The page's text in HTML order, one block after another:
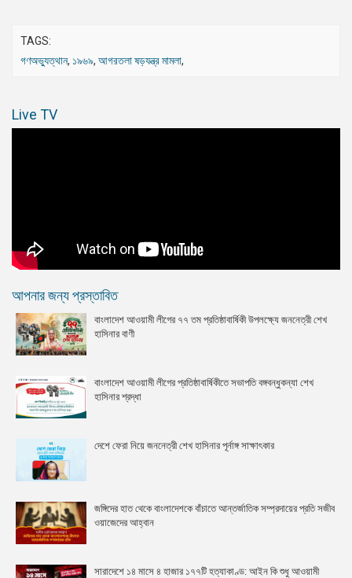
TAGS:
গণঅভ্যুত্থান, ১৯৬৯, আগরতলা ষড়যন্ত্র মামলা,
Live TV
আপনার জন্য প্রস্তাবিত
বাংলাদেশ আওয়ামী লীগের ৭৭ তম প্রতিষ্ঠাবার্ষিকী উপলক্ষ্যে জননেত্রী শেখ
হাসিনার বাণী
বাংলাদেশ আওয়ামী লীগের প্রতিষ্ঠাবার্ষিকীতে সভাপতি বঙ্গবন্ধুকন্যা শেখ
হাসিনার শ্রদ্ধা
দেশে ফেরা নিয়ে জননেত্রী শেখ হাসিনার পূর্নাঙ্গ সাক্ষাৎকার
জঙ্গিদের হাত থেকে বাংলাদেশকে বাঁচাতে আন্তর্জাতিক সম্প্রদায়ের প্রতি সজীব
ওয়াজেদের আহ্বান
সারাদেশে ১৪ মাসে ৪ হাজার ১৭৭টি হত্যাকাণ্ড: আইন কি শুধু আওয়ামী